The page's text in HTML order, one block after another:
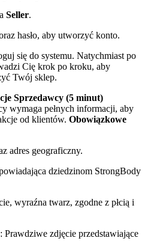
Seller.
hasło, aby utworzyć konto.
się do systemu. Natychmiast po
Cię krok po kroku, aby
Twój sklep.
Sprzedawcy (5 minut)
wymaga pełnych informacji, aby
od klientów. Obowiązkowe
adres geograficzny.
dziedzinom StrongBody
wyraźna twarz, zgodne z płcią i
Prawdziwe zdjęcie przedstawiające